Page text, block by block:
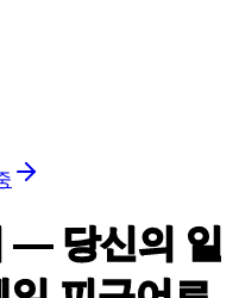
— 당신의 일